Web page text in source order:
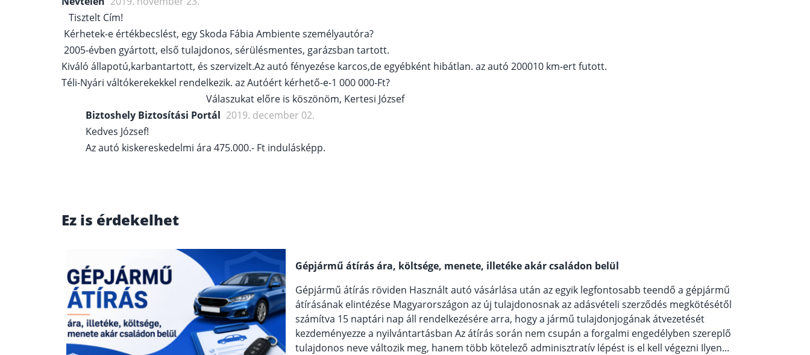
Tisztelt Cím!
Kérhetek-e értékbecslést, egy Skoda Fábia Ambiente személyautóra?
2005-évben gyártott, első tulajdonos, sérülésmentes, garázsban tartott.
Kiváló állapotú,karbantartott, és szervizelt.Az autó fényezése karcos,de egyébként hibátlan. az autó 200010 km-ert futott.
Téli-Nyári váltókerekekkel rendelkezik. az Autóért kérhető-e-1 000 000-Ft?
Válaszukat előre is köszönöm, Kertesi József
Biztoshely Biztosítási Portál 2019. december 02.
Kedves József!
Az autó kiskereskedelmi ára 475.000.- Ft indulásképp.
Ez is érdekelhet
Gépjármű átírás ára, költsége, menete, illetéke akár családon belül
Gépjármű átírás röviden Használt autó vásárlása után az egyik legfontosabb teendő a gépjármű
átírásának elintézése Magyarországon az új tulajdonosnak az adásvételi szerződés megkötésétől
számítva 15 naptári nap áll rendelkezésére arra, hogy a jármű tulajdonjogának átvezetését
kezdeményezze a nyilvántartásban Az átírás során nem csupán a forgalmi engedélyben szereplő
tulajdonos neve változik meg, hanem több kötelező adminisztratív lépést is el kell végezni Ilyen...